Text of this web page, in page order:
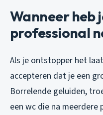
Wanneer heb
professional
Als je ontstopper het
accepteren dat je een
Borrelende geluiden,
een wc die na